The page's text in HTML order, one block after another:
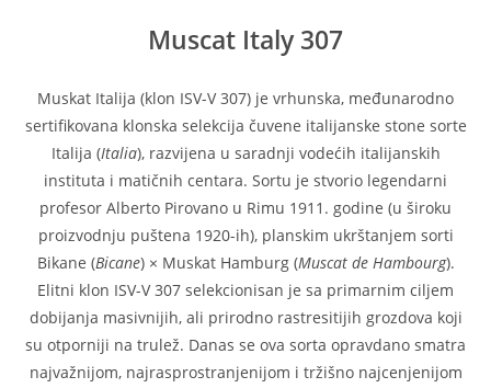
Muscat Italy 307
Muskat Italija (klon ISV-V 307) je vrhunska, međunarodno
sertifikovana klonska selekcija čuvene italijanske stone sorte
Italija (Italia), razvijena u saradnji vodećih italijanskih
instituta i matičnih centara. Sortu je stvorio legendarni
profesor Alberto Pirovano u Rimu 1911. godine (u široku
proizvodnju puštena 1920-ih), planskim ukrštanjem sorti
Bikane (Bicane) × Muskat Hamburg (Muscat de Hambourg).
Elitni klon ISV-V 307 selekcionisan je sa primarnim ciljem
dobijanja masivnijih, ali prirodno rastresitijih grozdova koji
su otporniji na trulež. Danas se ova sorta opravdano smatra
najvažnijom, najrasprostranjenijom i tržišno najcenjenijom